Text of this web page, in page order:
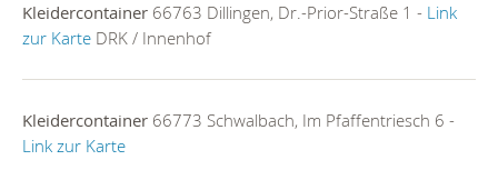
Kleidercontainer 66763 Dillingen, Dr.-Prior-Straße 1 - Link
zur Karte DRK / Innenhof
Kleidercontainer 66773 Schwalbach, Im Pfaffentriesch 6 -
Link zur Karte